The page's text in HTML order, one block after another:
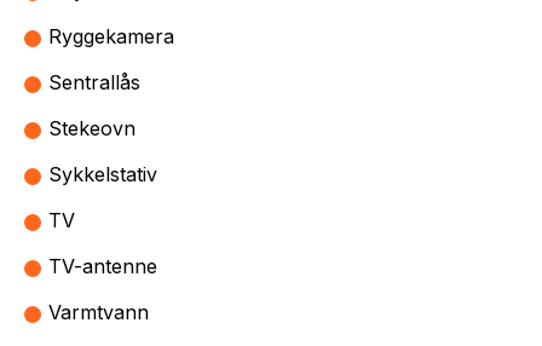
Ryggekamera
Sentrallås
Stekeovn
Sykkelstativ
TV
TV-antenne
Varmtvann